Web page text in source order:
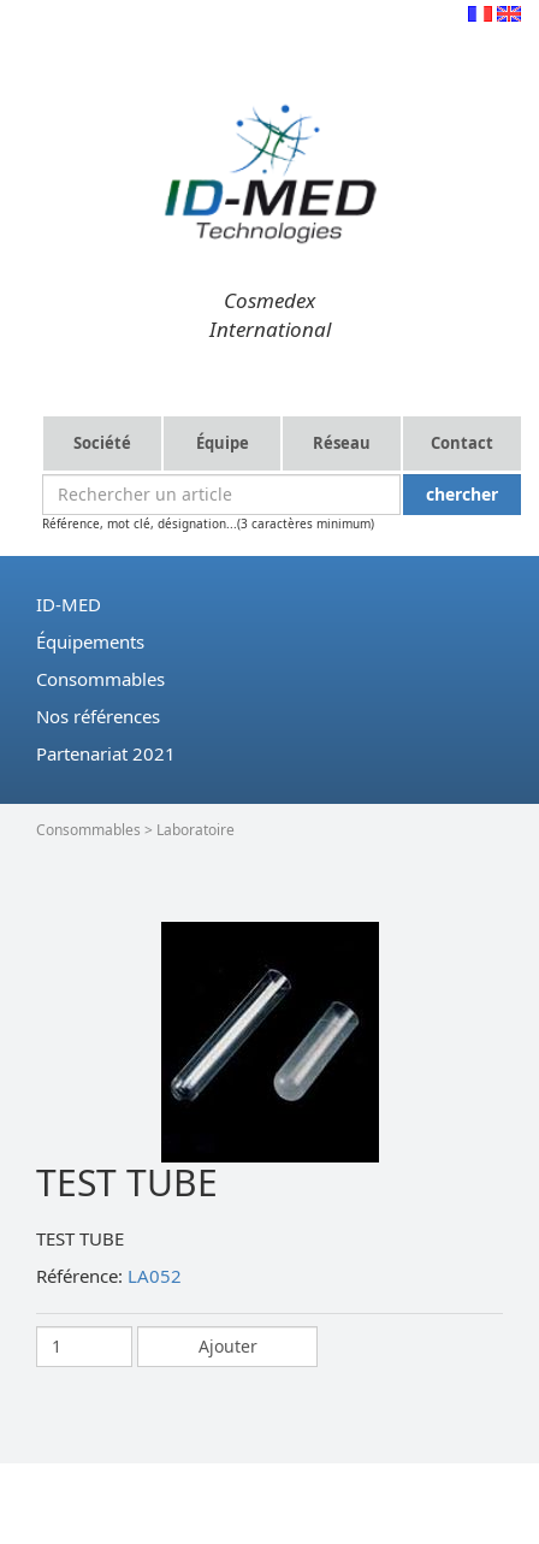
Cosmedex
International
Société Équipe Réseau Contact
Référence, mot clé, désignation...(3 caractères minimum)
ID-MED
Équipements
Consommables
Nos références
Partenariat 2021
Consommables > Laboratoire
TEST TUBE
TEST TUBE
Référence: LA052